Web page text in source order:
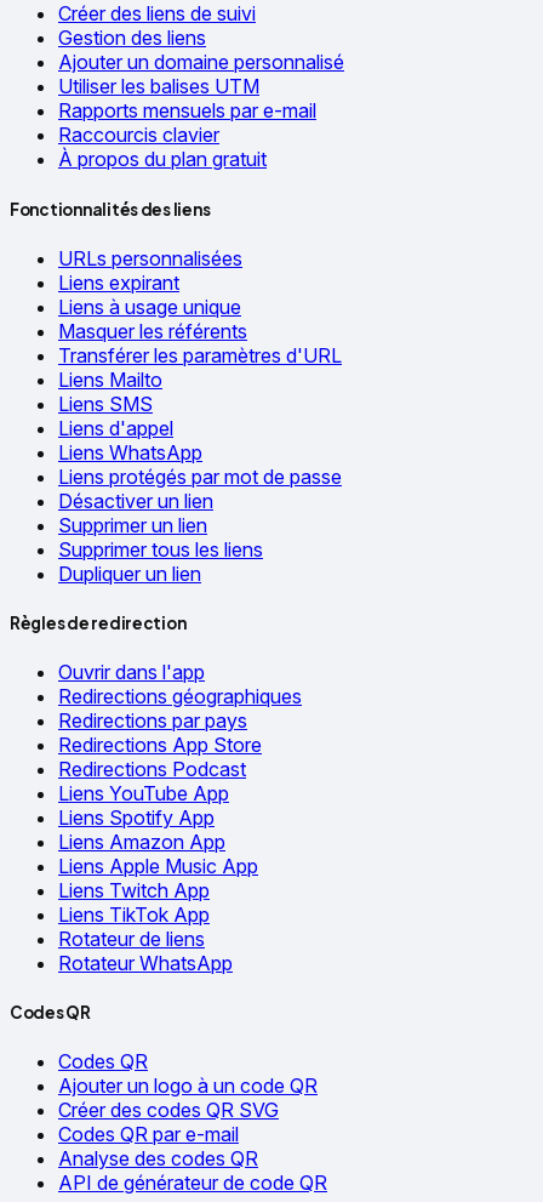
Créer des liens de suivi
Gestion des liens
Ajouter un domaine personnalisé
Utiliser les balises UTM
Rapports mensuels par e-mail
Raccourcis clavier
À propos du plan gratuit
Fonctionnalités des liens
URLs personnalisées
Liens expirant
Liens à usage unique
Masquer les référents
Transférer les paramètres d'URL
Liens Mailto
Liens SMS
Liens d'appel
Liens WhatsApp
Liens protégés par mot de passe
Désactiver un lien
Supprimer un lien
Supprimer tous les liens
Dupliquer un lien
Règles de redirection
Ouvrir dans l'app
Redirections géographiques
Redirections par pays
Redirections App Store
Redirections Podcast
Liens YouTube App
Liens Spotify App
Liens Amazon App
Liens Apple Music App
Liens Twitch App
Liens TikTok App
Rotateur de liens
Rotateur WhatsApp
Codes QR
Codes QR
Ajouter un logo à un code QR
Créer des codes QR SVG
Codes QR par e-mail
Analyse des codes QR
API de générateur de code QR